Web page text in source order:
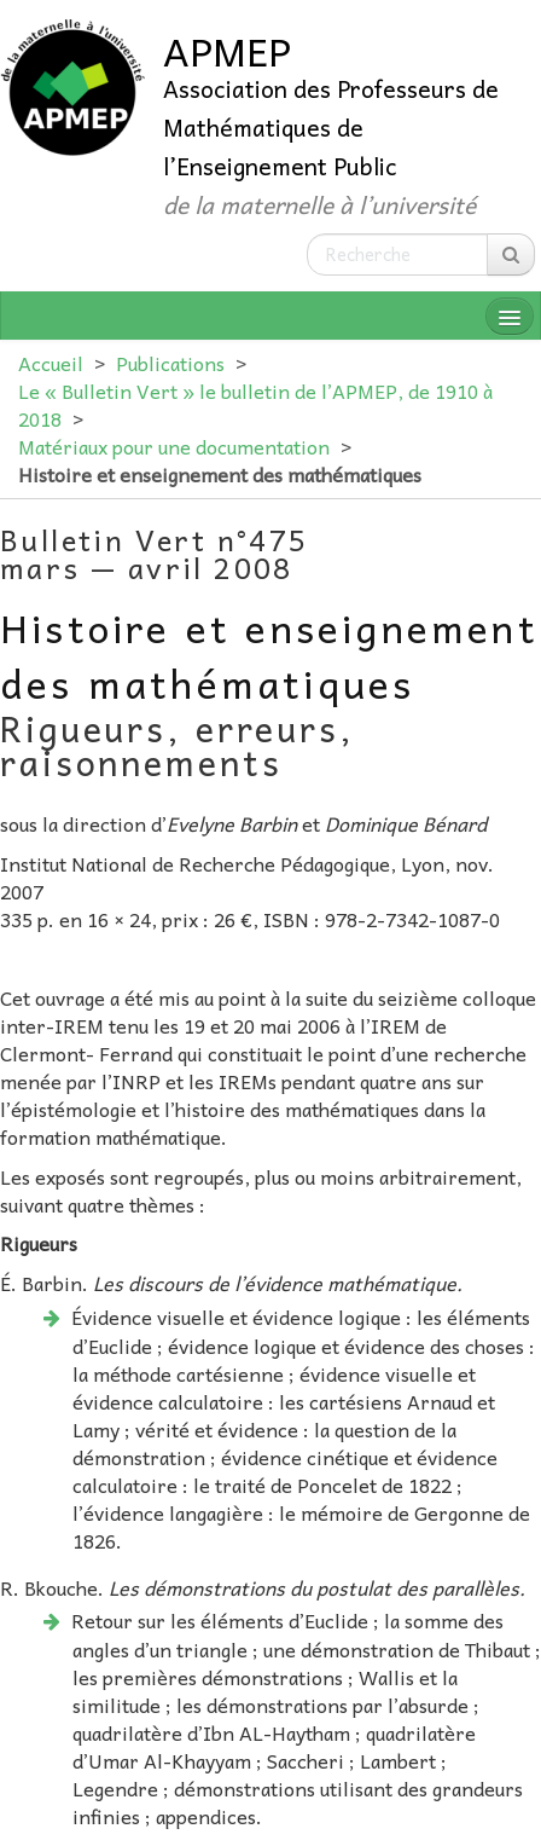
APMEP
Association des Professeurs de
Mathématiques de
l’Enseignement Public
de la maternelle à l’université
QUI SOMMES-NOUS ?
ADHÉRER
AU FIL DES MATHS
LIBRAIRIE
Accueil > Publications >
Le « Bulletin Vert » le bulletin de l’APMEP, de 1910 à
2018 >
Matériaux pour une documentation >
Histoire et enseignement des mathématiques
Bulletin Vert n°475
mars — avril 2008
Histoire et enseignement
des mathématiques
Rigueurs, erreurs,
raisonnements
sous la direction d’Evelyne BarbinetDominique Bénard
Institut National de Recherche Pédagogique, Lyon, nov.
2007
335 p. en 16 × 24, prix : 26 €, ISBN : 978-2-7342-1087-0
Cet ouvrage a été mis au point à la suite du seizième colloque
inter-IREM tenu les 19 et 20 mai 2006 à l’IREM de
Clermont- Ferrand qui constituait le point d’une recherche
menée par l’INRP et les IREMs pendant quatre ans sur
l’épistémologie et l’histoire des mathématiques dans la
formation mathématique.
Les exposés sont regroupés, plus ou moins arbitrairement,
suivant quatre thèmes :
Rigueurs
É. Barbin. Les discours de l’évidence mathématique.
Évidence visuelle et évidence logique : les éléments
d’Euclide ; évidence logique et évidence des choses :
la méthode cartésienne ; évidence visuelle et
évidence calculatoire : les cartésiens Arnaud et
Lamy ; vérité et évidence : la question de la
démonstration ; évidence cinétique et évidence
calculatoire : le traité de Poncelet de 1822 ;
l’évidence langagière : le mémoire de Gergonne de
1826.
R. Bkouche. Les démonstrations du postulat des parallèles.
Retour sur les éléments d’Euclide ; la somme des
angles d’un triangle ; une démonstration de Thibaut ;
les premières démonstrations ; Wallis et la
similitude ; les démonstrations par l’absurde ;
quadrilatère d’Ibn AL-Haytham ; quadrilatère
d’Umar Al-Khayyam ; Saccheri ; Lambert ;
Legendre ; démonstrations utilisant des grandeurs
infinies ; appendices.